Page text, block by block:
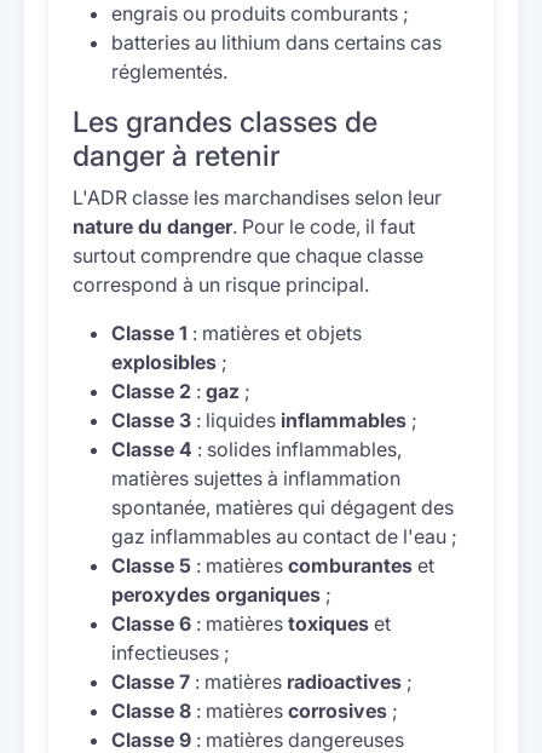
engrais ou produits comburants ;
batteries au lithium dans certains cas
réglementés.
Les grandes classes de
danger à retenir
L'ADR classe les marchandises selon leur
nature du danger. Pour le code, il faut
surtout comprendre que chaque classe
correspond à un risque principal.
Classe 1 : matières et objets
explosibles ;
Classe 2 : gaz ;
Classe 3 : liquides inflammables ;
Classe 4 : solides inflammables,
matières sujettes à inflammation
spontanée, matières qui dégagent des
gaz inflammables au contact de l'eau ;
Classe 5 : matières comburantes et
peroxydes organiques ;
Classe 6 : matières toxiques et
infectieuses ;
Classe 7 : matières radioactives ;
Classe 8 : matières corrosives ;
Classe 9 : matières dangereuses